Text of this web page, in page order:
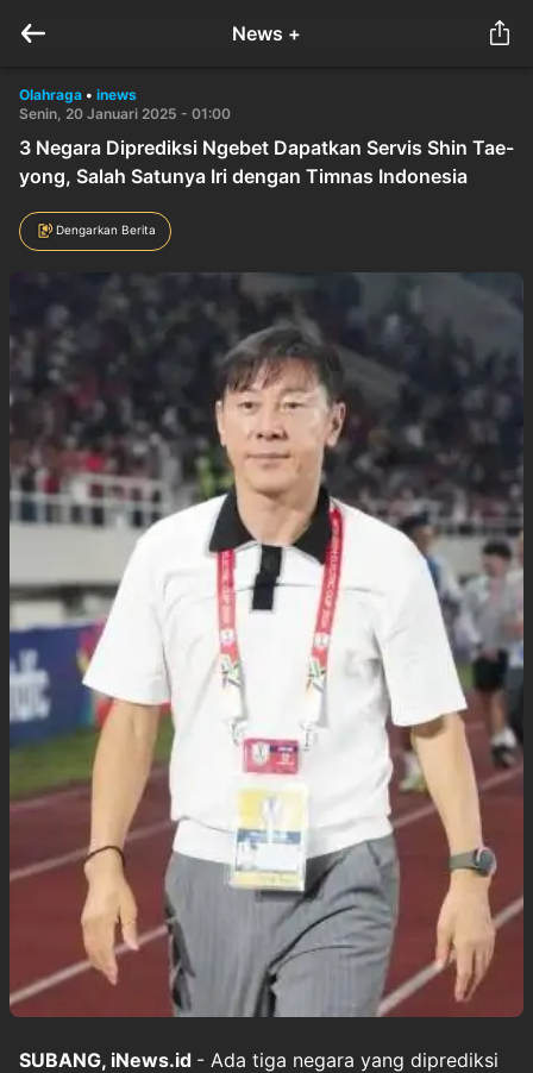
News +
Olahraga • inews
Senin, 20 Januari 2025 - 01:00
3 Negara Diprediksi Ngebet Dapatkan Servis Shin Tae-
yong, Salah Satunya Iri dengan Timnas Indonesia
Dengarkan Berita
SUBANG, iNews.id - Ada tiga negara yang diprediksi